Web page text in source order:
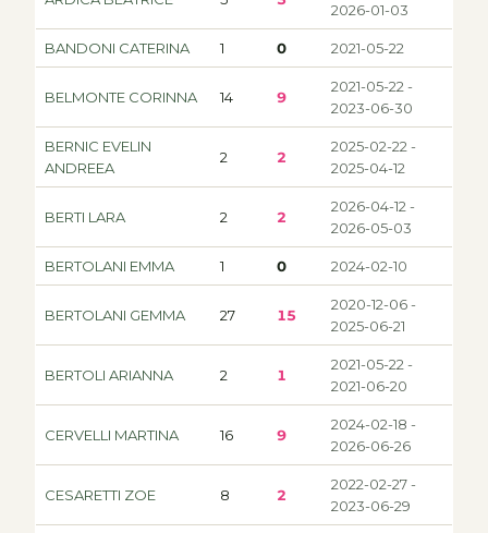
2026-01-03
BANDONI CATERINA 1 0 2021-05-22
BELMONTE CORINNA 14 9
2021-05-22 -
2023-06-30
BERNIC EVELIN
ANDREEA
2 2
2025-02-22 -
2025-04-12
BERTI LARA 2 2
2026-04-12 -
2026-05-03
BERTOLANI EMMA 1 0 2024-02-10
BERTOLANI GEMMA 27 15
2020-12-06 -
2025-06-21
BERTOLI ARIANNA 2 1
2021-05-22 -
2021-06-20
CERVELLI MARTINA 16 9
2024-02-18 -
2026-06-26
CESARETTI ZOE 8 2
2022-02-27 -
2023-06-29